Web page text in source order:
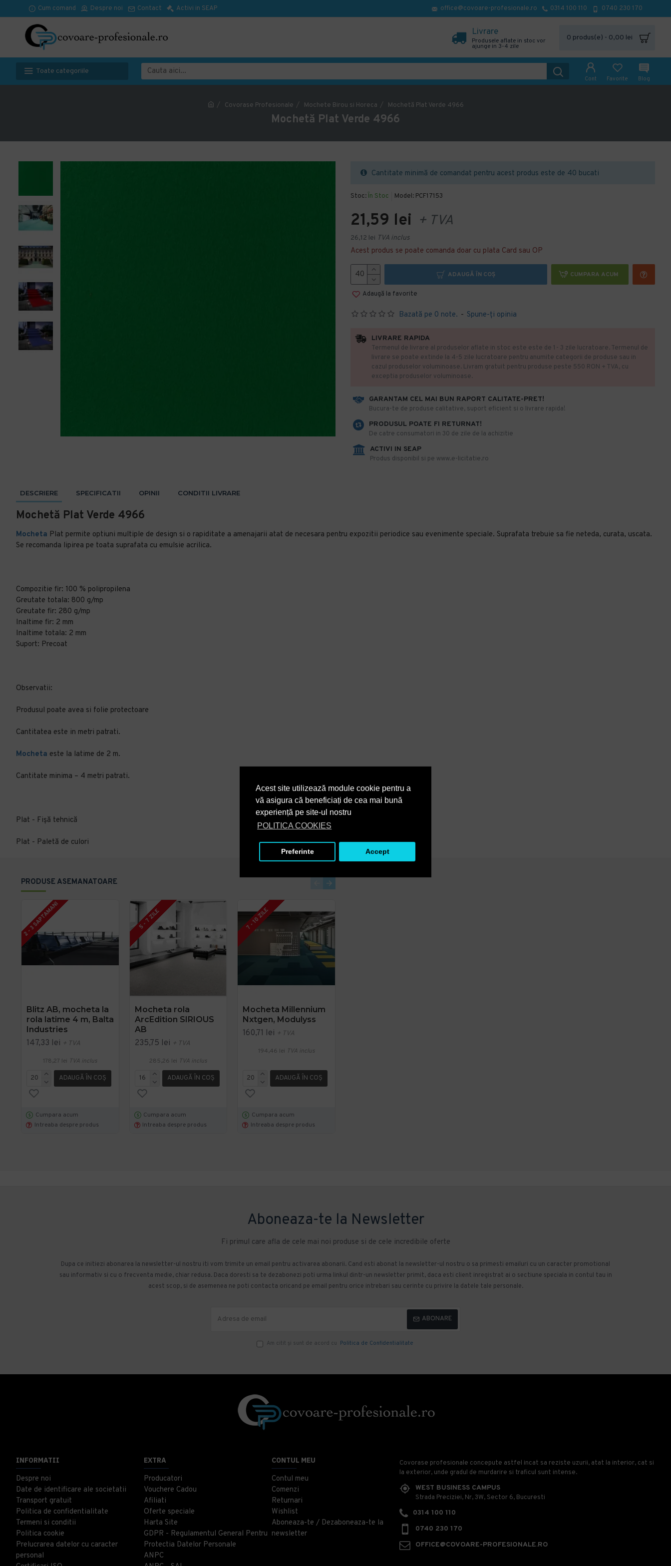
Acest site utilizează module cookie pentru a
vă asigura că beneficiați de cea mai bună
experiență pe site-ul nostru
POLITICA COOKIES
Preferinte Accept
Cum comand Despre noi Contact Activi in SEAP office@covoare-profesionale.ro 0314 100 110 0740 230 170
Livrare
Produsele aflate in stoc vor
ajunge in 3-4 zile
0 produs(e) - 0,00 lei
Toate categoriile
Cont Favorite Blog
Covorase Profesionale Mochete Birou si Horeca Mochetă Plat Verde 4966
Mochetă Plat Verde 4966
Stoc: În Stoc Model: PCF17153
Bazată pe 0 note. - Spune-ţi opinia
21,59 lei + TVA
26,12 lei TVA inclus
Acest produs se poate comanda doar cu plata Card sau OP
ADAUGĂ ÎN COŞ CUMPARA ACUM
Adaugă la favorite
Cantitate minimă de comandat pentru acest produs este de 40 bucati
GARANTAM CEL MAI BUN RAPORT CALITATE-PRET!
​Bucura-te de produse calitative, suport eficient si o livrare rapida!
PRODUSUL POATE FI RETURNAT!
De catre consumatori in 30 de zile de la achizitie
ACTIVI IN SEAP
Produs disponibil si pe www.e-licitatie.ro
LIVRARE RAPIDA
Termenul de livrare al produselor aflate in stoc este este de 1- 3 zile lucratoare. Termenul de
livrare se poate extinde la 4-5 zile lucratoare pentru anumite categorii de produse sau in
cazul produselor voluminoase. Livram gratuit pentru produse peste 550 RON + TVA, cu
exceptia produselor voluminoase.
DESCRIERE SPECIFICATII OPINII CONDITII LIVRARE
Mochetă Plat Verde 4966
Mocheta Plat permite optiuni multiple de design si o rapiditate a amenajarii atat de necesara pentru expozitii periodice sau evenimente speciale. Suprafata trebuie sa fie neteda, curata, uscata.
Se recomanda lipirea pe toata suprafata cu emulsie acrilica.
Compozitie fir: 100 % polipropilena
Greutate totala: 800 g/mp
Greutate fir: 280 g/mp
Inaltime fir: 2 mm
Inaltime totala: 2 mm
Suport: Precoat
Observatii:
Produsul poate avea si folie protectoare
Cantitatea este in metri patrati.
Mocheta este la latime de 2 m.
Cantitate minima – 4 metri patrati.
Plat - Fișă tehnică
Plat - Paletă de culori
PRODUSE ASEMANATOARE
2 - 3 SAPTAMANI
Blitz AB, mocheta la
rola latime 4 m, Balta
Industries
147,33 lei + TVA
178,27 lei TVA inclus
ADAUGĂ ÎN COŞ
Cumpara acum
Intreaba despre produs
5 - 7 ZILE
Mocheta rola
ArcEdition SIRIOUS
AB
235,75 lei + TVA
285,26 lei TVA inclus
ADAUGĂ ÎN COŞ
Cumpara acum
Intreaba despre produs
7 - 10 ZILE
Mocheta Millennium
Nxtgen, Modulyss
160,71 lei + TVA
194,46 lei TVA inclus
ADAUGĂ ÎN COŞ
Cumpara acum
Intreaba despre produs
Aboneaza-te la Newsletter
Fi primul care afla de cele mai noi produse si de cele incredibile oferte
Dupa ce initiezi abonarea la newsletter-ul nostru iti vom trimite un email pentru activarea abonarii. Cand esti abonat la newsletter-ul nostru o sa primesti emailuri cu un caracter promotional
sau informativ si cu o frecventa medie, chiar redusa. Daca doresti sa te dezabonezi poti urma linkul dintr-un newsletter primit, daca esti client inregistrat ai o sectiune speciala in contul tau in
acest scop, si de asemenea ne poti contacta oricand pe email pentru orice intrebari sau cerinte cu privire la datele tale personale.
ABONARE
Am citit şi sunt de acord cu Politica de Confidentialitate
INFORMATII
Despre noi
Date de identificare ale societatii
Transport gratuit
Politica de confidentialitate
Termeni si conditii
Politica cookie
Prelucrarea datelor cu caracter
personal
EXTRA
Producatori
Vouchere Cadou
Afiliati
Oferte speciale
Harta Site
GDPR - Regulamentul General Pentru
Protectia Datelor Personale
ANPC
CONTUL MEU
Contul meu
Comenzi
Returnari
Wishlist
Aboneaza-te / Dezaboneaza-te la
newsletter
Covorase profesionale concepute astfel incat sa reziste uzurii, atat la interior, cat si
la exterior, unde gradul de murdarire si traficul sunt intense.
WEST BUSINESS CAMPUS
Strada Preciziei, Nr, 3W, Sector 6, Bucuresti
0314 100 110
0740 230 170
OFFICE@COVOARE-PROFESIONALE.RO